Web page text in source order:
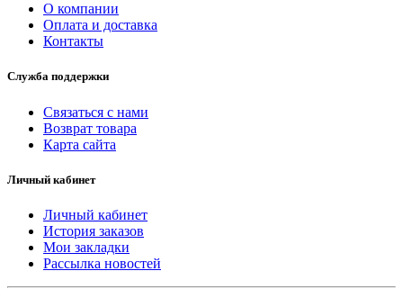
О компании
Оплата и доставка
Контакты
Служба поддержки
Связаться с нами
Возврат товара
Карта сайта
Личный кабинет
Личный кабинет
История заказов
Мои закладки
Рассылка новостей